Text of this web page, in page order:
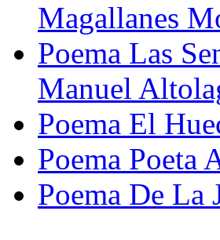
Magallanes
Poema Las
Manuel
Poema El
Poema Poeta
Poema De La